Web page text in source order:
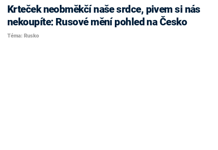
Krteček neobměkčí naše srdce, pivem si nás
nekoupíte: Rusové mění pohled na Česko
Téma: Rusko